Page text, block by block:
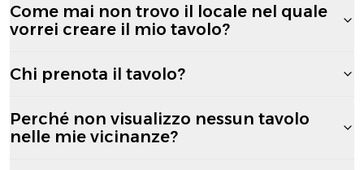
Come mai non trovo il locale nel quale
vorrei creare il mio tavolo?
Chi prenota il tavolo?
Perché non visualizzo nessun tavolo
nelle mie vicinanze?